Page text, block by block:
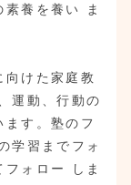
養を養い ま
けた家庭教
運動、行動の
す。塾のフ
学習までフォ
ォロー しま